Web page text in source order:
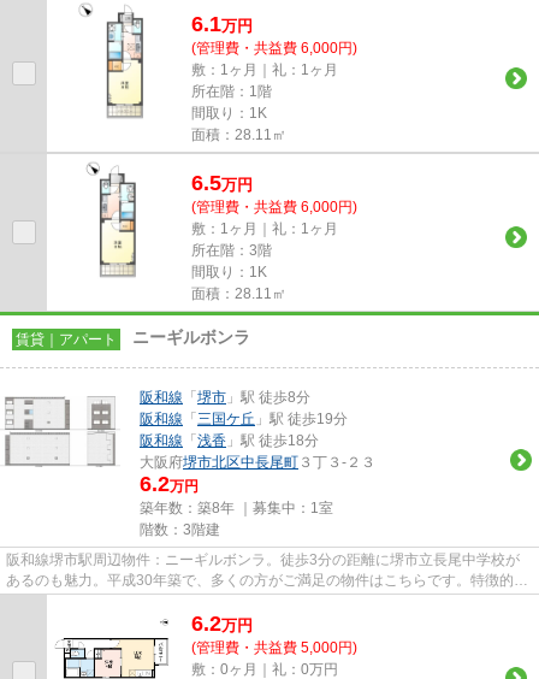
6.1万円
(管理費・共益費 6,000円)
敷：1ヶ月｜礼：1ヶ月
所在階：1階
間取り：1K
面積：28.11㎡
6.5万円
(管理費・共益費 6,000円)
敷：1ヶ月｜礼：1ヶ月
所在階：3階
間取り：1K
面積：28.11㎡
賃貸｜アパート ニーギルボンラ
阪和線 「 堺市 」駅 徒歩8分
阪和線 「 三国ケ丘 」駅 徒歩19分
阪和線 「 浅香 」駅 徒歩18分
大阪府堺市北区中長尾町 ３丁３-２３
6.2万円
築年数：築8年 ｜募集中： 1室
階数：3階建
阪和線堺市駅周辺物件：ニーギルボンラ。徒歩3分の距離に堺市立長尾中学校が
あるのも魅力。平成30年築で、多くの方がご満足の物件はこちらです。特徴的な
6.2万円
(管理費・共益費 5,000円)
敷：0ヶ月｜礼：0万円